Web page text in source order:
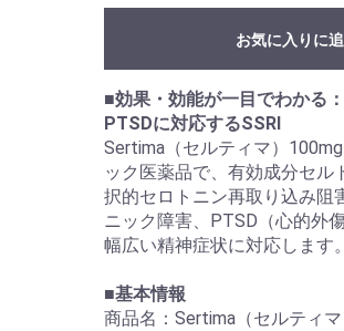
お気に入りに
■効果・効能が一目でわかる
PTSDに対応するSSRI
Sertima（セルティマ）
ック医薬品で、有効成分セル
択的セロトニン再取り込み阻
ニック障害、PTSD（心的外
幅広い精神症状に対応します。
■基本情報
商品名：Sertima（セルティマ